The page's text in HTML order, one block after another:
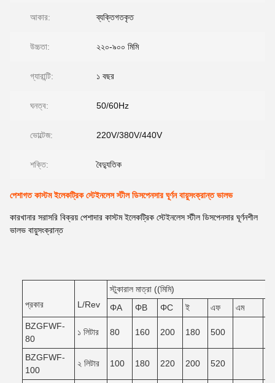
আকার: ব্যক্তিগতকৃত
উচ্চতা: ২২০-৯০০ মিমি
গ্যারান্টি: ১ বছর
ঘনত্ব: 50/60Hz
ভোল্টেজ: 220V/380V/440V
শক্তি: বৈদ্যুতিক
পেশাগত কাস্টম ইলেকট্রিক স্টেইনলেস স্টীল ডিসপেনসার ঘূর্ণন বায়ুসংক্রান্ত ভালভ
কারখানার সরাসরি বিক্রয় পেশাদার কাস্টম ইলেকট্রিক স্টেইনলেস স্টীল ডিসপেনসার ঘূর্ণনশীল
ভালভ বায়ুসংক্রান্ত
প্রকার L/Rev
স্টুকারাল মাত্রা ((মিমি)
ΦA
ΦB ΦC ই এফ এম
BZGFWF-
80
১ লিটার 80 160 200 180 500
BZGFWF-
100
২ লিটার 100 180 220 200 520